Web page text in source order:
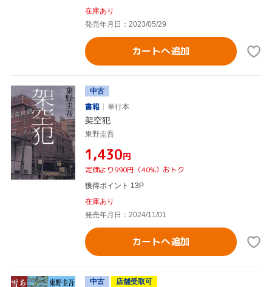
在庫あり
発売年月日：2023/05/29
カートへ追加
中古
書籍
単行本
架空犯
東野圭吾
¥1,430円
定価より990円（40%）おトク
獲得ポイント 13P
在庫あり
発売年月日：2024/11/01
カートへ追加
中古 店舗受取可